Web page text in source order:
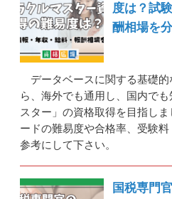
度は？試
酬相場を
データベースに関する基礎
ら、海外でも通用し、国内で
スター」の資格取得を目指し
ードの難易度や合格率、受験
参考にして下さい。
国税専門